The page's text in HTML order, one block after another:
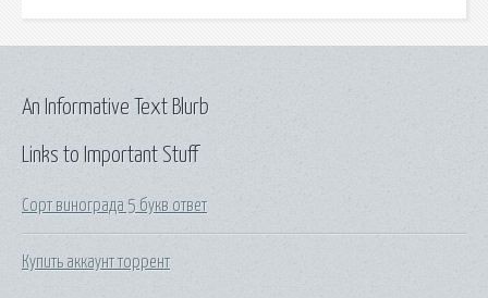
Links to Important Stuff
Сорт винограда 5 букв ответ
Купить аккаунт торрент
An Informative Text Blurb